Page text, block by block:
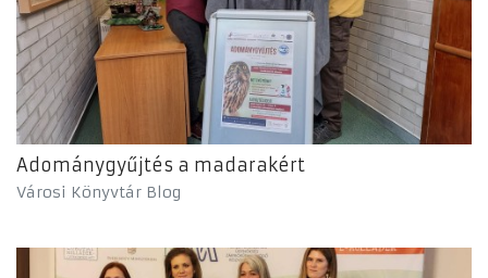
Adománygyűjtés a madarakért
Városi Könyvtár Blog